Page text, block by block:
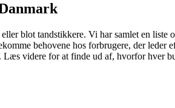
blot tandstikkere. Vi har samlet en liste
behovene hos forbrugere, der
videre for at finde ud af, hvorfor hver